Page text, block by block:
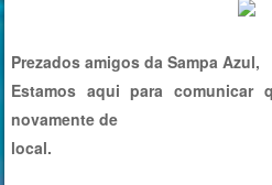
Prezados amigos da Sampa Azul,
Estamos aqui para comunicar
novamente de
local.